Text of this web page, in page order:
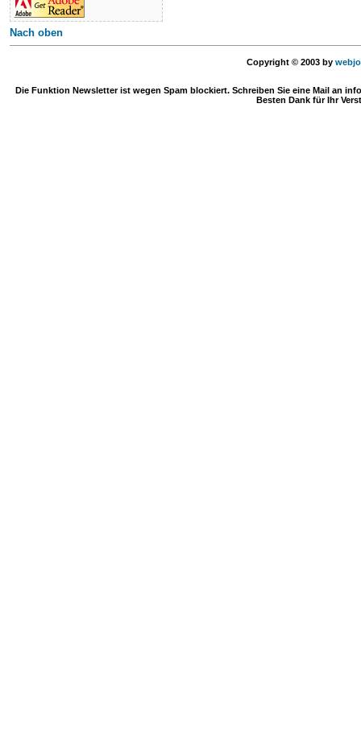
Nach oben
Copyright © 2003 by
Die Funktion Newsletter ist wegen Spam blockiert. Schreiben Sie eine Mail an
Besten Dank für Ihr